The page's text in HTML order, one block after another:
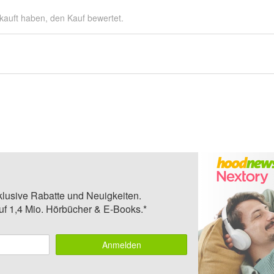
haben, den Kauf bewertet.
Rabatte und Neuigkeiten.
1,4 Mio. Hörbücher & E-Books.*
Anmelden